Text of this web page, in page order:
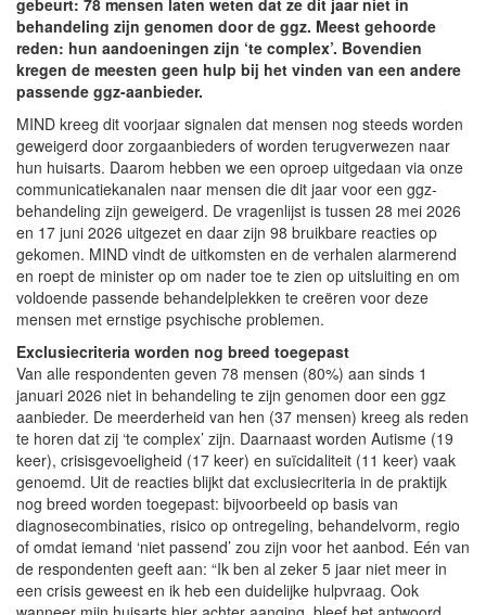
behandeling zijn genomen door de ggz. Meest gehoorde
reden: hun aandoeningen zijn ‘te complex’. Bovendien
kregen de meesten geen hulp bij het vinden van een andere
passende ggz-aanbieder.
MIND kreeg dit voorjaar signalen dat mensen nog steeds worden
geweigerd door zorgaanbieders of worden terugverwezen naar
hun huisarts. Daarom hebben we een oproep uitgedaan via onze
communicatiekanalen naar mensen die dit jaar voor een ggz-
behandeling zijn geweigerd. De vragenlijst is tussen 28 mei 2026
en 17 juni 2026 uitgezet en daar zijn 98 bruikbare reacties op
gekomen. MIND vindt de uitkomsten en de verhalen alarmerend
en roept de minister op om nader toe te zien op uitsluiting en om
voldoende passende behandelplekken te creëren voor deze
mensen met ernstige psychische problemen.
Exclusiecriteria worden nog breed toegepast
Van alle respondenten geven 78 mensen (80%) aan sinds 1
januari 2026 niet in behandeling te zijn genomen door een ggz
aanbieder. De meerderheid van hen (37 mensen) kreeg als reden
te horen dat zij ‘te complex’ zijn. Daarnaast worden Autisme (19
keer), crisisgevoeligheid (17 keer) en suïcidaliteit (11 keer) vaak
genoemd. Uit de reacties blijkt dat exclusiecriteria in de praktijk
nog breed worden toegepast: bijvoorbeeld op basis van
diagnosecombinaties, risico op ontregeling, behandelvorm, regio
of omdat iemand ‘niet passend’ zou zijn voor het aanbod. Eén van
de respondenten geeft aan: “Ik ben al zeker 5 jaar niet meer in
een crisis geweest en ik heb een duidelijke hulpvraag. Ook